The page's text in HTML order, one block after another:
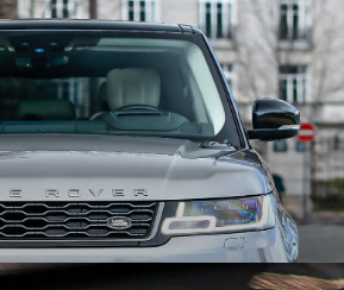
Chez Mecanicus, on adore la voiture,
une véritable encyclopédie de la
exceptionnel, chacun empreint d’un
aux supercars contemporaines, ces
comme les collectionneurs. Au
innovation, performance et héritage